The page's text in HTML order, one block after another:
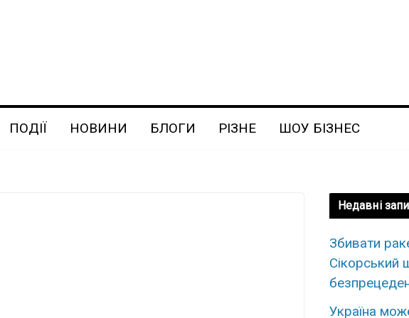
ПОДІЇ НОВИНИ БЛОГИ РІЗНЕ ШОУ БІЗНЕС
Недавні
Збивати
Україна